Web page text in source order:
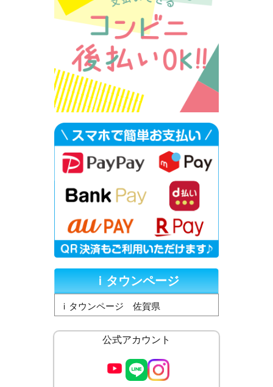
ｉタウンページ
ｉタウンページ 佐賀県
公式アカウント